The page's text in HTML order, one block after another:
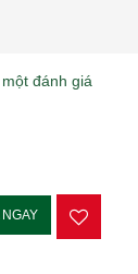
đánh giá
NGAY